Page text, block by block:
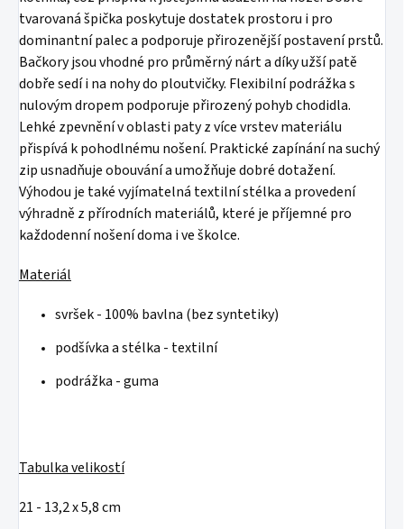
tvarovaná špička poskytuje dostatek prostoru i pro
dominantní palec a podporuje přirozenější postavení prstů.
Bačkory jsou vhodné pro průměrný nárt a díky užší patě
dobře sedí i na nohy do ploutvičky. Flexibilní podrážka s
nulovým dropem podporuje přirozený pohyb chodidla.
Lehké zpevnění v oblasti paty z více vrstev materiálu
přispívá k pohodlnému nošení. Praktické zapínání na suchý
zip usnadňuje obouvání a umožňuje dobré dotažení.
Výhodou je také vyjímatelná textilní stélka a provedení
výhradně z přírodních materiálů, které je příjemné pro
každodenní nošení doma i ve školce.
Materiál
svršek - 100% bavlna (bez syntetiky)
podšívka a stélka - textilní
podrážka - guma
Tabulka velikostí
21 - 13,2 x 5,8 cm